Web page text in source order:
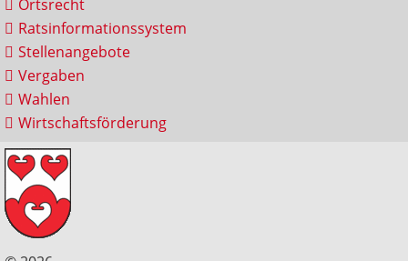
Ortsrecht
Ratsinformationssystem
Stellenangebote
Vergaben
Wahlen
Wirtschaftsförderung